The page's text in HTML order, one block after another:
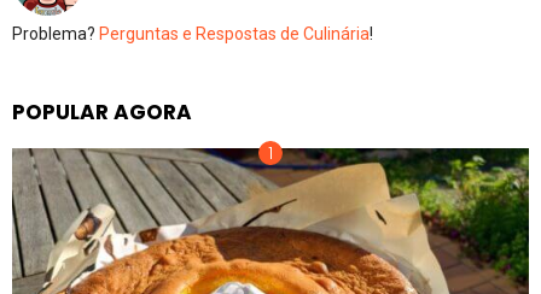
Problema? Perguntas e Respostas de Culinária!
POPULAR AGORA